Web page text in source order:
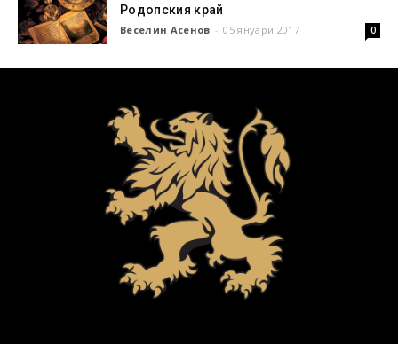
Родопския край
Веселин Асенов - 05 януари 2017 0